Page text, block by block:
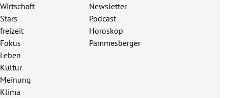
Wirtschaft
Stars
freizeit
Fokus
Leben
Kultur
Meinung
Klima
Newsletter
Podcast
Horoskop
Pammesberger